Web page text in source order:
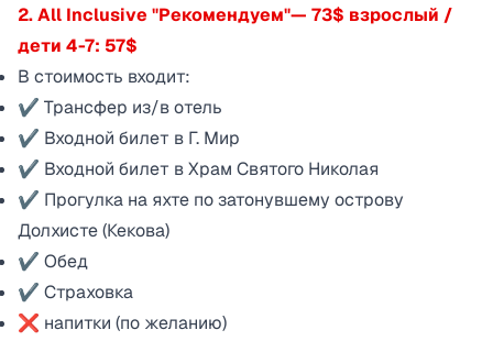
2. All Inclusive "Рекомендуем"— 73$ взрослый /
дети 4-7: 57$
В стоимость входит:
✔ Трансфер из/в отель
✔ Входной билет в Г. Мир
✔ Входной билет в Храм Святого Николая
✔ Прогулка на яхте по затонувшему острову
Долхисте (Кекова)
✔ Обед
✔ Страховка
❌ напитки (по желанию)